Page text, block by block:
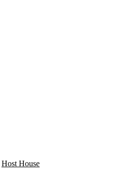
Host House